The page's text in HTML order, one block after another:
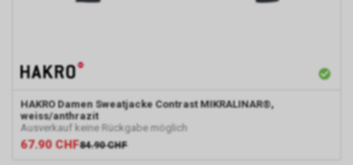
HAKRO Damen Sweatjacke Contrast MIKRALINAR®,
weiss/anthrazit
Ausverkauf keine Rückgabe möglich
67.90 CHF84.90 CHF